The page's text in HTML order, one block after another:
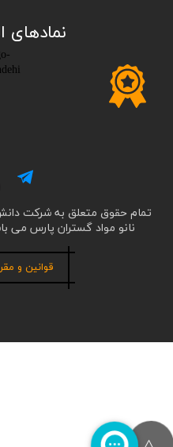
تمام حقوق متعلق به شرکت
نانو مواد گستران پارس می
>
​نمادهای
قوانین و